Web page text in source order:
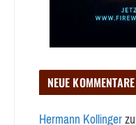
NEUE KOMMENTARE
Hermann Kollingerzu